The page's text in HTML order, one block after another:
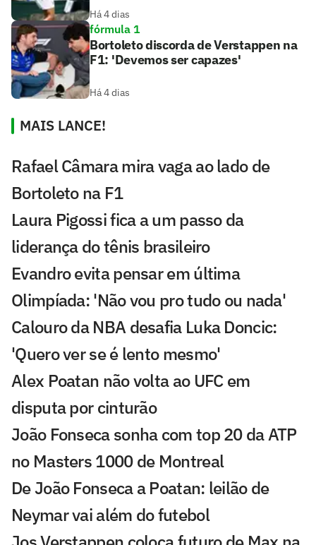
Há 4 dias
fórmula 1
Bortoleto discorda de Verstappen na
F1: 'Devemos ser capazes'
Há 4 dias
MAIS LANCE!
Rafael Câmara mira vaga ao lado de
Bortoleto na F1
Laura Pigossi fica a um passo da
liderança do tênis brasileiro
Evandro evita pensar em última
Olimpíada: 'Não vou pro tudo ou nada'
Calouro da NBA desafia Luka Doncic:
'Quero ver se é lento mesmo'
Alex Poatan não volta ao UFC em
disputa por cinturão
João Fonseca sonha com top 20 da ATP
no Masters 1000 de Montreal
De João Fonseca a Poatan: leilão de
Neymar vai além do futebol